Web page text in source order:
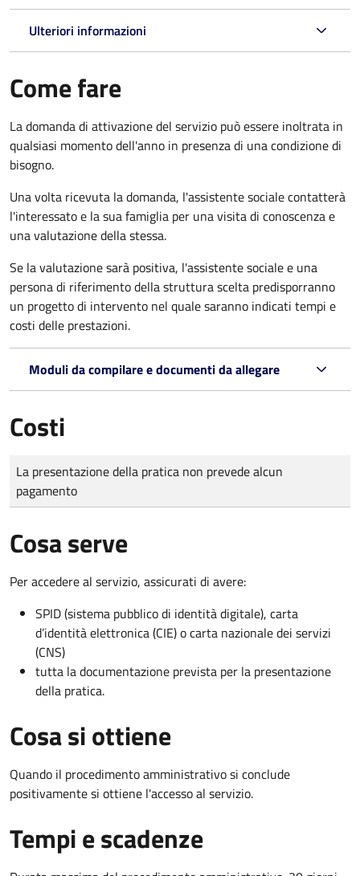
Ulteriori informazioni
Come fare
La domanda di attivazione del servizio può essere inoltrata in
qualsiasi momento dell'anno in presenza di una condizione di
bisogno.
Una volta ricevuta la domanda, l'assistente sociale contatterà
l'interessato e la sua famiglia per una visita di conoscenza e
una valutazione della stessa.
Se la valutazione sarà positiva, l'assistente sociale e una
persona di riferimento della struttura scelta predisporranno
un progetto di intervento nel quale saranno indicati tempi e
costi delle prestazioni.
Moduli da compilare e documenti da allegare
Costi
Tipo di pagamento
Importo
La presentazione della pratica non prevede alcun
pagamento
Cosa serve
Per accedere al servizio, assicurati di avere:
SPID (sistema pubblico di identità digitale), carta
d’identità elettronica (CIE) o carta nazionale dei servizi
(CNS)
tutta la documentazione prevista per la presentazione
della pratica.
Cosa si ottiene
Quando il procedimento amministrativo si conclude
positivamente si ottiene l'accesso al servizio.
Tempi e scadenze